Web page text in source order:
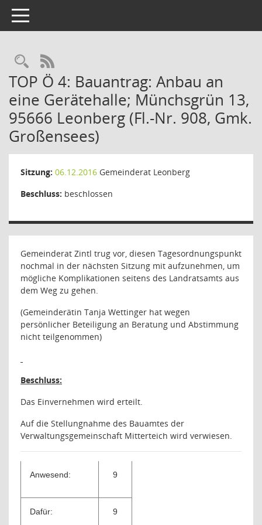
Toggle navigation
RSS-Feed
TOP Ö 4: Bauantrag: Anbau an
eine Gerätehalle; Münchsgrün 13,
95666 Leonberg (Fl.-Nr. 908, Gmk.
Großensees)
Sitzung: 06.12.2016 Gemeinderat Leonberg
Beschluss: beschlossen
Gemeinderat Zintl trug vor, diesen Tagesordnungspunkt
nochmal in der nächsten Sitzung mit aufzunehmen, um
mögliche Komplikationen seitens des Landratsamts aus
dem Weg zu gehen.
(Gemeinderätin Tanja Wettinger hat wegen
persönlicher Beteiligung an Beratung und Abstimmung
nicht teilgenommen)
Beschluss:
Das Einvernehmen wird erteilt.
Auf die Stellungnahme des Bauamtes der
Verwaltungsgemeinschaft Mitterteich wird verwiesen.
Anwesend: 9
Dafür: 9